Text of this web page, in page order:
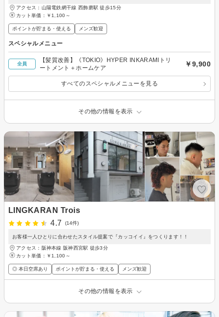
アクセス：山陽電鉄網干線 西飾磨駅 徒歩15分
カット単価： ￥1,100～
ポイントが貯まる・使える メンズ歓迎
スペシャルメニュー
全員
【髪質改善】《TOKIO》HYPER INKARAMIトリ
ートメント＋ホームケア
￥9,900
すべてのスペシャルメニューを見る
その他の情報を表示
LINGKARAN Trois
4.7
(14件)
お客様一人ひとりに合わせたスタイル提案で『カッコイイ』をつくります！！
アクセス：阪神本線 阪神西宮駅 徒歩3分
カット単価： ￥1,100～
◎ 本日空席あり ポイントが貯まる・使える メンズ歓迎
その他の情報を表示